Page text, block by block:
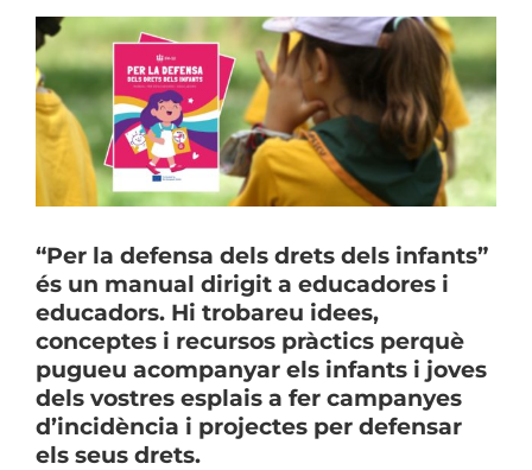
View
Larger
Image
“Per la defensa dels drets dels infants”
és un manual dirigit a educadores i
educadors. Hi trobareu idees,
conceptes i recursos pràctics perquè
pugueu acompanyar els infants i joves
dels vostres esplais a fer campanyes
d’incidència i projectes per defensar
els seus drets.